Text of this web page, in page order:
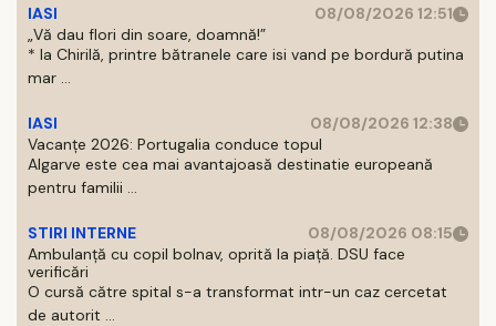
IASI
08/08/2026 12:51
„Vă dau flori din soare, doamnă!”
* la Chirilă, printre bătranele care isi vand pe bordură putina
mar ...
IASI
08/08/2026 12:38
Vacanțe 2026: Portugalia conduce topul
Algarve este cea mai avantajoasă destinatie europeană
pentru familii ...
STIRI INTERNE
08/08/2026 08:15
Ambulanță cu copil bolnav, oprită la piață. DSU face
verificări
O cursă către spital s-a transformat intr-un caz cercetat
de autorit ...